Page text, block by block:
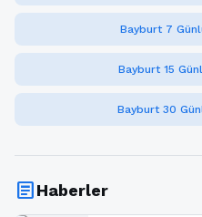
Bayburt 7
Bayburt 15
Bayburt 30
articleHaberler